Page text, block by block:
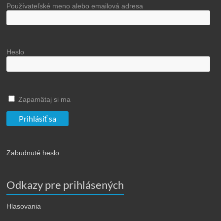
Používateľské meno alebo emailová adresa
Heslo
Zapamätaj si ma
Zabudnuté heslo
Odkazy pre prihlásených
Hlasovania